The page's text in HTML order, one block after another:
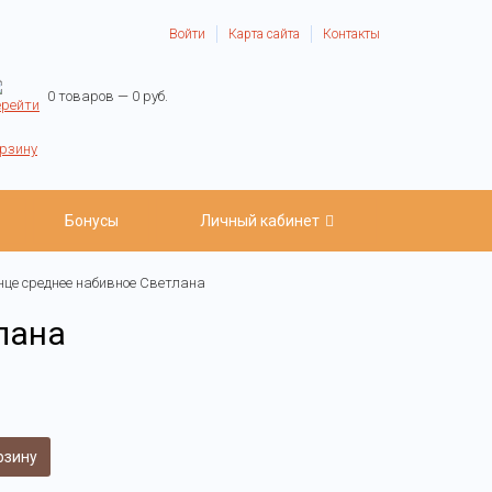
Войти Карта сайта Контакты
0 товаров — 0 руб.
Бонусы Личный кабинет
среднее набивное Светлана